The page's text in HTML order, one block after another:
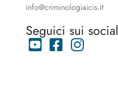
info@criminologiaicis.it
Seguici sui social